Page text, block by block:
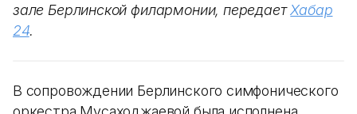
зале Берлинской филармонии, передаетХабар
24.
В сопровождении Берлинского симфонического